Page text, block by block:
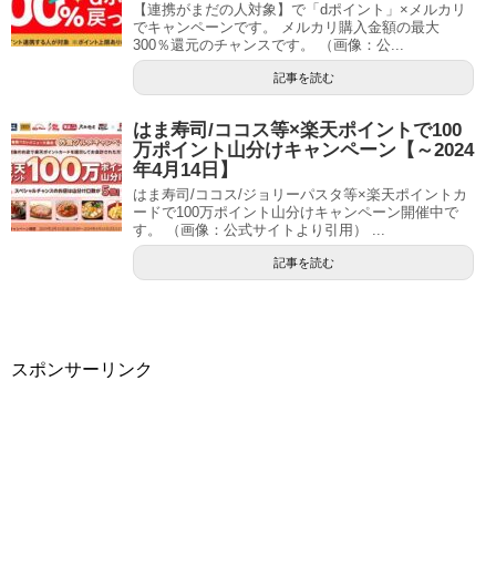
【連携がまだの人対象】で「dポイント」×メルカリ
でキャンペーンです。 メルカリ購入金額の最大
300％還元のチャンスです。 （画像：公...
記事を読む
はま寿司/ココス等×楽天ポイントで100
万ポイント山分けキャンペーン【～2024
年4月14日】
はま寿司/ココス/ジョリーパスタ等×楽天ポイントカ
ードで100万ポイント山分けキャンペーン開催中で
す。 （画像：公式サイトより引用） ...
記事を読む
スポンサーリンク